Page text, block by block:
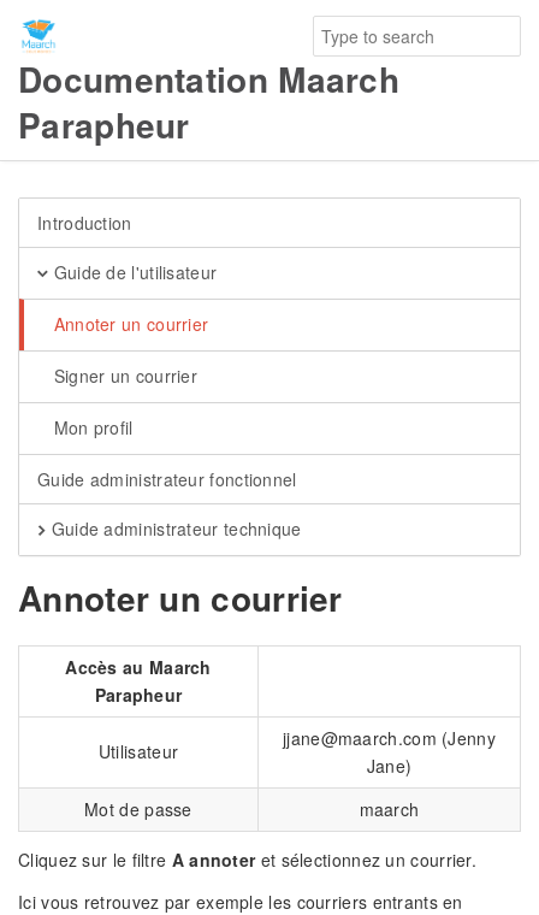
Documentation Maarch
Parapheur
Introduction
Guide de l'utilisateur
Annoter un courrier
Signer un courrier
Mon profil
Guide administrateur fonctionnel
Guide administrateur technique
Annoter un courrier
Accès au Maarch
Parapheur
Utilisateur
jjane@maarch.com (Jenny
Jane)
Mot de passe
maarch
Cliquez sur le filtre A annoteret sélectionnez un courrier.
Ici vous retrouvez par exemple les courriers entrants en